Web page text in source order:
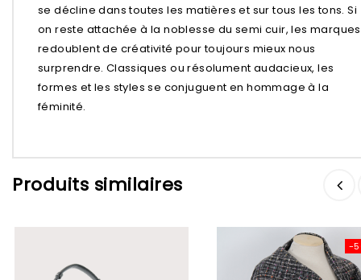
se décline dans toutes les matières et sur tous les tons. Si
on reste attachée à la noblesse du semi cuir, les marques
redoublent de créativité pour toujours mieux nous
surprendre. Classiques ou résolument audacieux, les
formes et les styles se conjuguent en hommage à la
féminité.
Produits similaires
-